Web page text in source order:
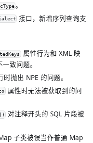
。
接口，新增序列查询支
属性行为和 XML 映
致问题。
抛出 NPE 的问题。
属性时无法被获取到的问
对注释开头的 SQL 片段被
子类被误当作普通 Map